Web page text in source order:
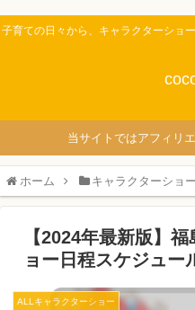
子育ての日々から、キャラクターショ
当サイトではアフィリ
ホーム キャラクターショー
【2024年最新版】
ョー日程スケジュー
ALLキャラクターショー